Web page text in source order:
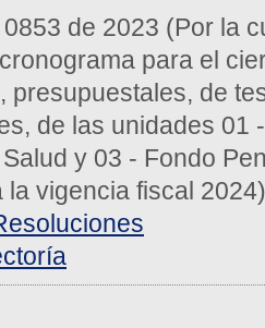
de 2023 (Por la
para el
presupuestales, de
de las unidades 01
y 03 - Fondo
la vigencia fiscal 2024)